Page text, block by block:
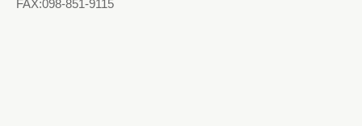
FAX:098-851-9115